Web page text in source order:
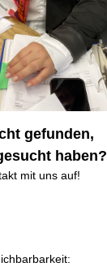
gefunden,
haben?
mit uns auf!